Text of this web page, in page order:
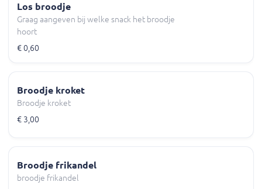
Los broodje
Graag aangeven bij welke snack het broodje
hoort
€ 0,60
Broodje kroket
Broodje kroket
€ 3,00
Broodje frikandel
broodje frikandel